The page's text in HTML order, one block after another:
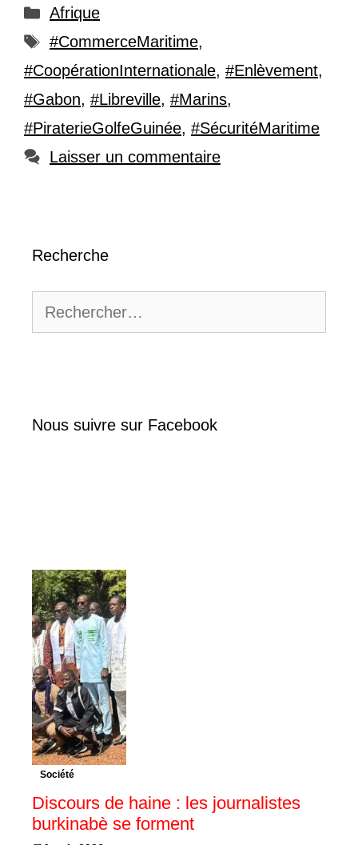
Catégories
Afrique
Étiquettes
#CommerceMaritime,
#CoopérationInternationale, #Enlèvement,
#Gabon, #Libreville, #Marins,
#PiraterieGolfeGuinée, #SécuritéMaritime
Laisser un commentaire
Recherche
Nous suivre sur Facebook
Société
Discours de haine : les journalistes
burkinabè se forment